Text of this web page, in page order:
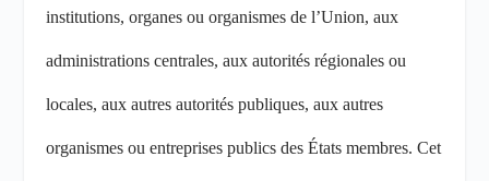
institutions, organes ou organismes de l’Union, aux
administrations centrales, aux autorités régionales ou
locales, aux autres autorités publiques, aux autres
organismes ou entreprises publics des États membres. Cet